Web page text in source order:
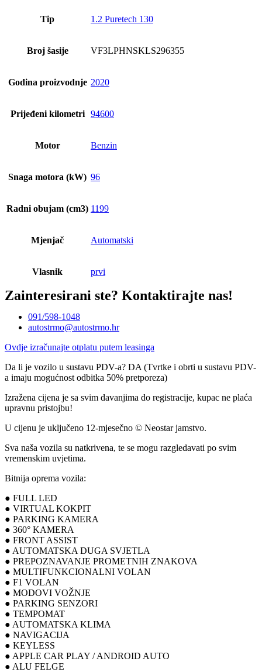
Tip 1.2 Puretech 130
Broj šasije VF3LPHNSKLS296355
Godina proizvodnje 2020
Prijeđeni kilometri 94600
Motor Benzin
Snaga motora (kW) 96
Radni obujam (cm3) 1199
Mjenjač Automatski
Vlasnik prvi
Zainteresirani ste? Kontaktirajte nas!
091/598-1048
autostrmo@autostrmo.hr
Ovdje izračunajte otplatu putem leasinga
Da li je vozilo u sustavu PDV-a? DA (Tvrtke i obrti u sustavu PDV-
a imaju mogućnost odbitka 50% pretporeza)
Izražena cijena je sa svim davanjima do registracije, kupac ne plaća
upravnu pristojbu!
U cijenu je uključeno 12-mjesečno © Neostar jamstvo.
Sva naša vozila su natkrivena, te se mogu razgledavati po svim
vremenskim uvjetima.
Bitnija oprema vozila:
● FULL LED
● VIRTUAL KOKPIT
● PARKING KAMERA
● 360° KAMERA
● FRONT ASSIST
● AUTOMATSKA DUGA SVJETLA
● PREPOZNAVANJE PROMETNIH ZNAKOVA
● MULTIFUNKCIONALNI VOLAN
● F1 VOLAN
● MODOVI VOŽNJE
● PARKING SENZORI
● TEMPOMAT
● AUTOMATSKA KLIMA
● NAVIGACIJA
● KEYLESS
● APPLE CAR PLAY / ANDROID AUTO
● ALU FELGE